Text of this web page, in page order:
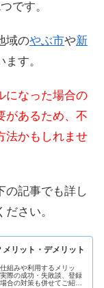
です。
域のやぶ市や新
す。
になった場合の
があるため、不
法かもしれませ
の記事でも詳し
さい。
リット・デメリット
組みや利用するメリッ
際の成功・失敗談、登録
合の対策も併せてご紹介